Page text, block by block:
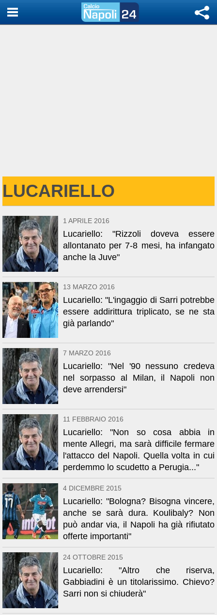
LUCARIELLO
1 APRILE 2016
Lucariello: "Rizzoli doveva essere
allontanato per 7-8 mesi, ha infangato
anche la Juve"
13 MARZO 2016
Lucariello: "L'ingaggio di Sarri potrebbe
essere addirittura triplicato, se ne sta
già parlando"
7 MARZO 2016
Lucariello: "Nel '90 nessuno credeva
nel sorpasso al Milan, il Napoli non
deve arrendersi"
11 FEBBRAIO 2016
Lucariello: "Non so cosa abbia in
mente Allegri, ma sarà difficile fermare
l'attacco del Napoli. Quella volta in cui
perdemmo lo scudetto a Perugia..."
4 DICEMBRE 2015
Lucariello: "Bologna? Bisogna vincere,
anche se sarà dura. Koulibaly? Non
può andar via, il Napoli ha già rifiutato
offerte importanti"
24 OTTOBRE 2015
Lucariello: "Altro che riserva,
Gabbiadini è un titolarissimo. Chievo?
Sarri non si chiuderà"